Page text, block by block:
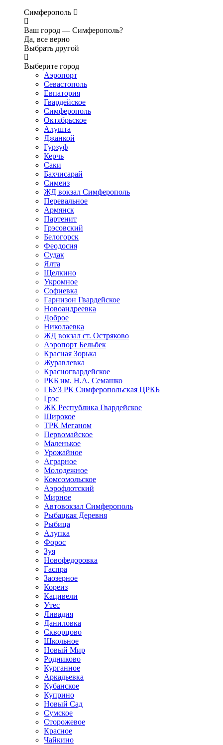
Симферополь
Ваш город — Симферополь?
Да, все верно
Выбрать другой
Выберите город
Аэропорт
Севастополь
Евпатория
Гвардейское
Симферополь
Октябрьское
Алушта
Джанкой
Гурзуф
Керчь
Саки
Бахчисарай
Симеиз
ЖД вокзал Симферополь
Перевальное
Армянск
Партенит
Грэсовский
Белогорск
Феодосия
Судак
Ялта
Щелкино
Укромное
Софиевка
Гарнизон Гвардейское
Новоандреевка
Доброе
Николаевка
ЖД вокзал ст. Остряково
Аэропорт Бельбек
Красная Зорька
Журавлевка
Красногвардейское
РКБ им. Н.А. Семашко
ГБУЗ РК Симферопольская ЦРКБ
Грэс
ЖК Республика Гвардейское
Широкое
ТРК Меганом
Первомайское
Маленькое
Урожайное
Аграрное
Молодежное
Комсомольское
Аэрофлотский
Мирное
Автовокзал Симферополь
Рыбацкая Деревня
Рыбица
Алупка
Форос
Зуя
Новофедоровка
Гаспра
Заозерное
Кореиз
Кацивели
Утес
Ливадия
Даниловка
Скворцово
Школьное
Новый Мир
Родниково
Курганное
Аркадьевка
Кубанское
Куприно
Новый Сад
Сумское
Сторожевое
Красное
Чайкино